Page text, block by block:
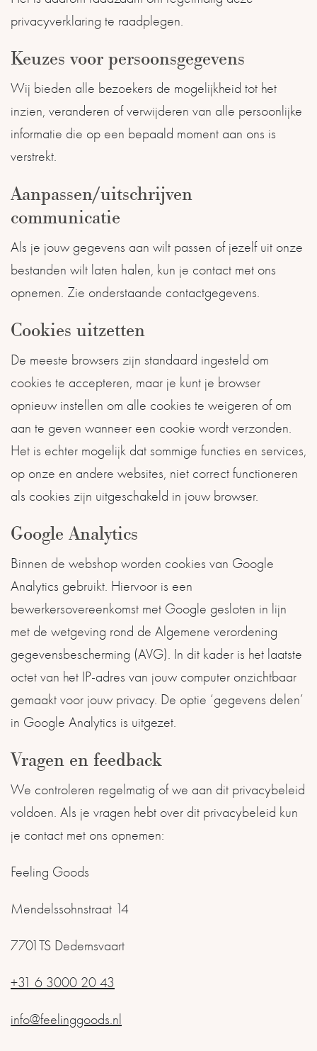
privacyverklaring te raadplegen.
Keuzes voor persoonsgegevens
Wij bieden alle bezoekers de mogelijkheid tot het
inzien, veranderen of verwijderen van alle persoonlijke
informatie die op een bepaald moment aan ons is
verstrekt.
Aanpassen/uitschrijven
communicatie
Als je jouw gegevens aan wilt passen of jezelf uit onze
bestanden wilt laten halen, kun je contact met ons
opnemen. Zie onderstaande contactgegevens.
Cookies uitzetten
De meeste browsers zijn standaard ingesteld om
cookies te accepteren, maar je kunt je browser
opnieuw instellen om alle cookies te weigeren of om
aan te geven wanneer een cookie wordt verzonden.
Het is echter mogelijk dat sommige functies en services,
op onze en andere websites, niet correct functioneren
als cookies zijn uitgeschakeld in jouw browser.
Google Analytics
Binnen de webshop worden cookies van Google
Analytics gebruikt. Hiervoor is een
bewerkersovereenkomst met Google gesloten in lijn
met de wetgeving rond de Algemene verordening
gegevensbescherming (AVG). In dit kader is het laatste
octet van het IP-adres van jouw computer onzichtbaar
gemaakt voor jouw privacy. De optie ‘gegevens delen’
in Google Analytics is uitgezet.
Vragen en feedback
We controleren regelmatig of we aan dit privacybeleid
voldoen. Als je vragen hebt over dit privacybeleid kun
je contact met ons opnemen:
Feeling Goods
Mendelssohnstraat 14
7701TS Dedemsvaart
+31 6 3000 20 43
info@feelinggoods.nl